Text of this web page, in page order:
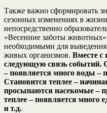
Также важно сформировать
сезонных изменениях в
непосредственно
«Весенние заботы животных»
необходимыми для выведения
живых организмов. Вместе с
следующую связь событий.
– появляется много воды –
Становится теплее –
просыпаются насекомые –
теплее – появляется много
и т.д.